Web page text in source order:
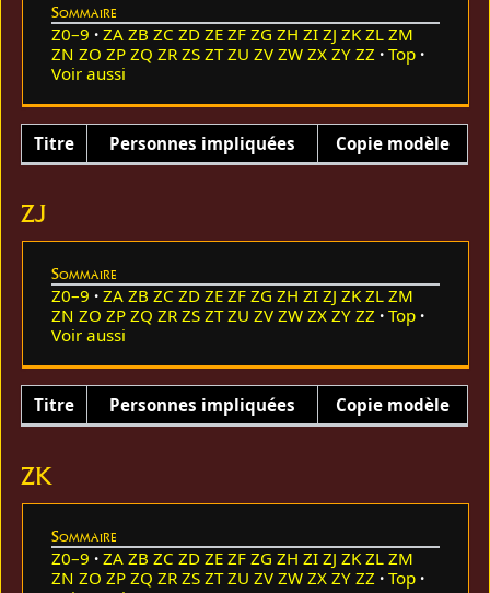
Sommaire
Z0–9 ZA ZB ZC ZD ZE ZF ZG ZH ZI ZJ ZK ZL ZM
ZN ZO ZP ZQ ZR ZS ZT ZU ZV ZW ZX ZY ZZ
Top
Voir aussi
Titre Personnes impliquées Copie modèle
ZJ
Sommaire
Z0–9 ZA ZB ZC ZD ZE ZF ZG ZH ZI ZJ ZK ZL ZM
ZN ZO ZP ZQ ZR ZS ZT ZU ZV ZW ZX ZY ZZ
Top
Voir aussi
Titre Personnes impliquées Copie modèle
ZK
Sommaire
Z0–9 ZA ZB ZC ZD ZE ZF ZG ZH ZI ZJ ZK ZL ZM
ZN ZO ZP ZQ ZR ZS ZT ZU ZV ZW ZX ZY ZZ
Top